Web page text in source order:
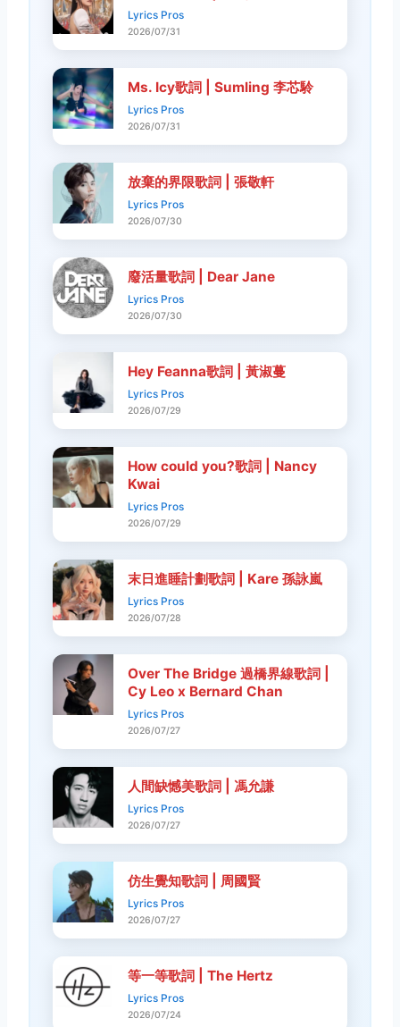
Lyrics Pros
2026/07/31
Ms. Icy歌詞 | Sumling 李芯駖
Lyrics Pros
2026/07/31
放棄的界限歌詞 | 張敬軒
Lyrics Pros
2026/07/30
廢活量歌詞 | Dear Jane
Lyrics Pros
2026/07/30
Hey Feanna歌詞 | 黃淑蔓
Lyrics Pros
2026/07/29
How could you?歌詞 | Nancy
Kwai
Lyrics Pros
2026/07/29
末日進睡計劃歌詞 | Kare 孫詠嵐
Lyrics Pros
2026/07/28
Over The Bridge 過橋界線歌詞 |
Cy Leo x Bernard Chan
Lyrics Pros
2026/07/27
人間缺憾美歌詞 | 馮允謙
Lyrics Pros
2026/07/27
仿生覺知歌詞 | 周國賢
Lyrics Pros
2026/07/27
等一等歌詞 | The Hertz
Lyrics Pros
2026/07/24